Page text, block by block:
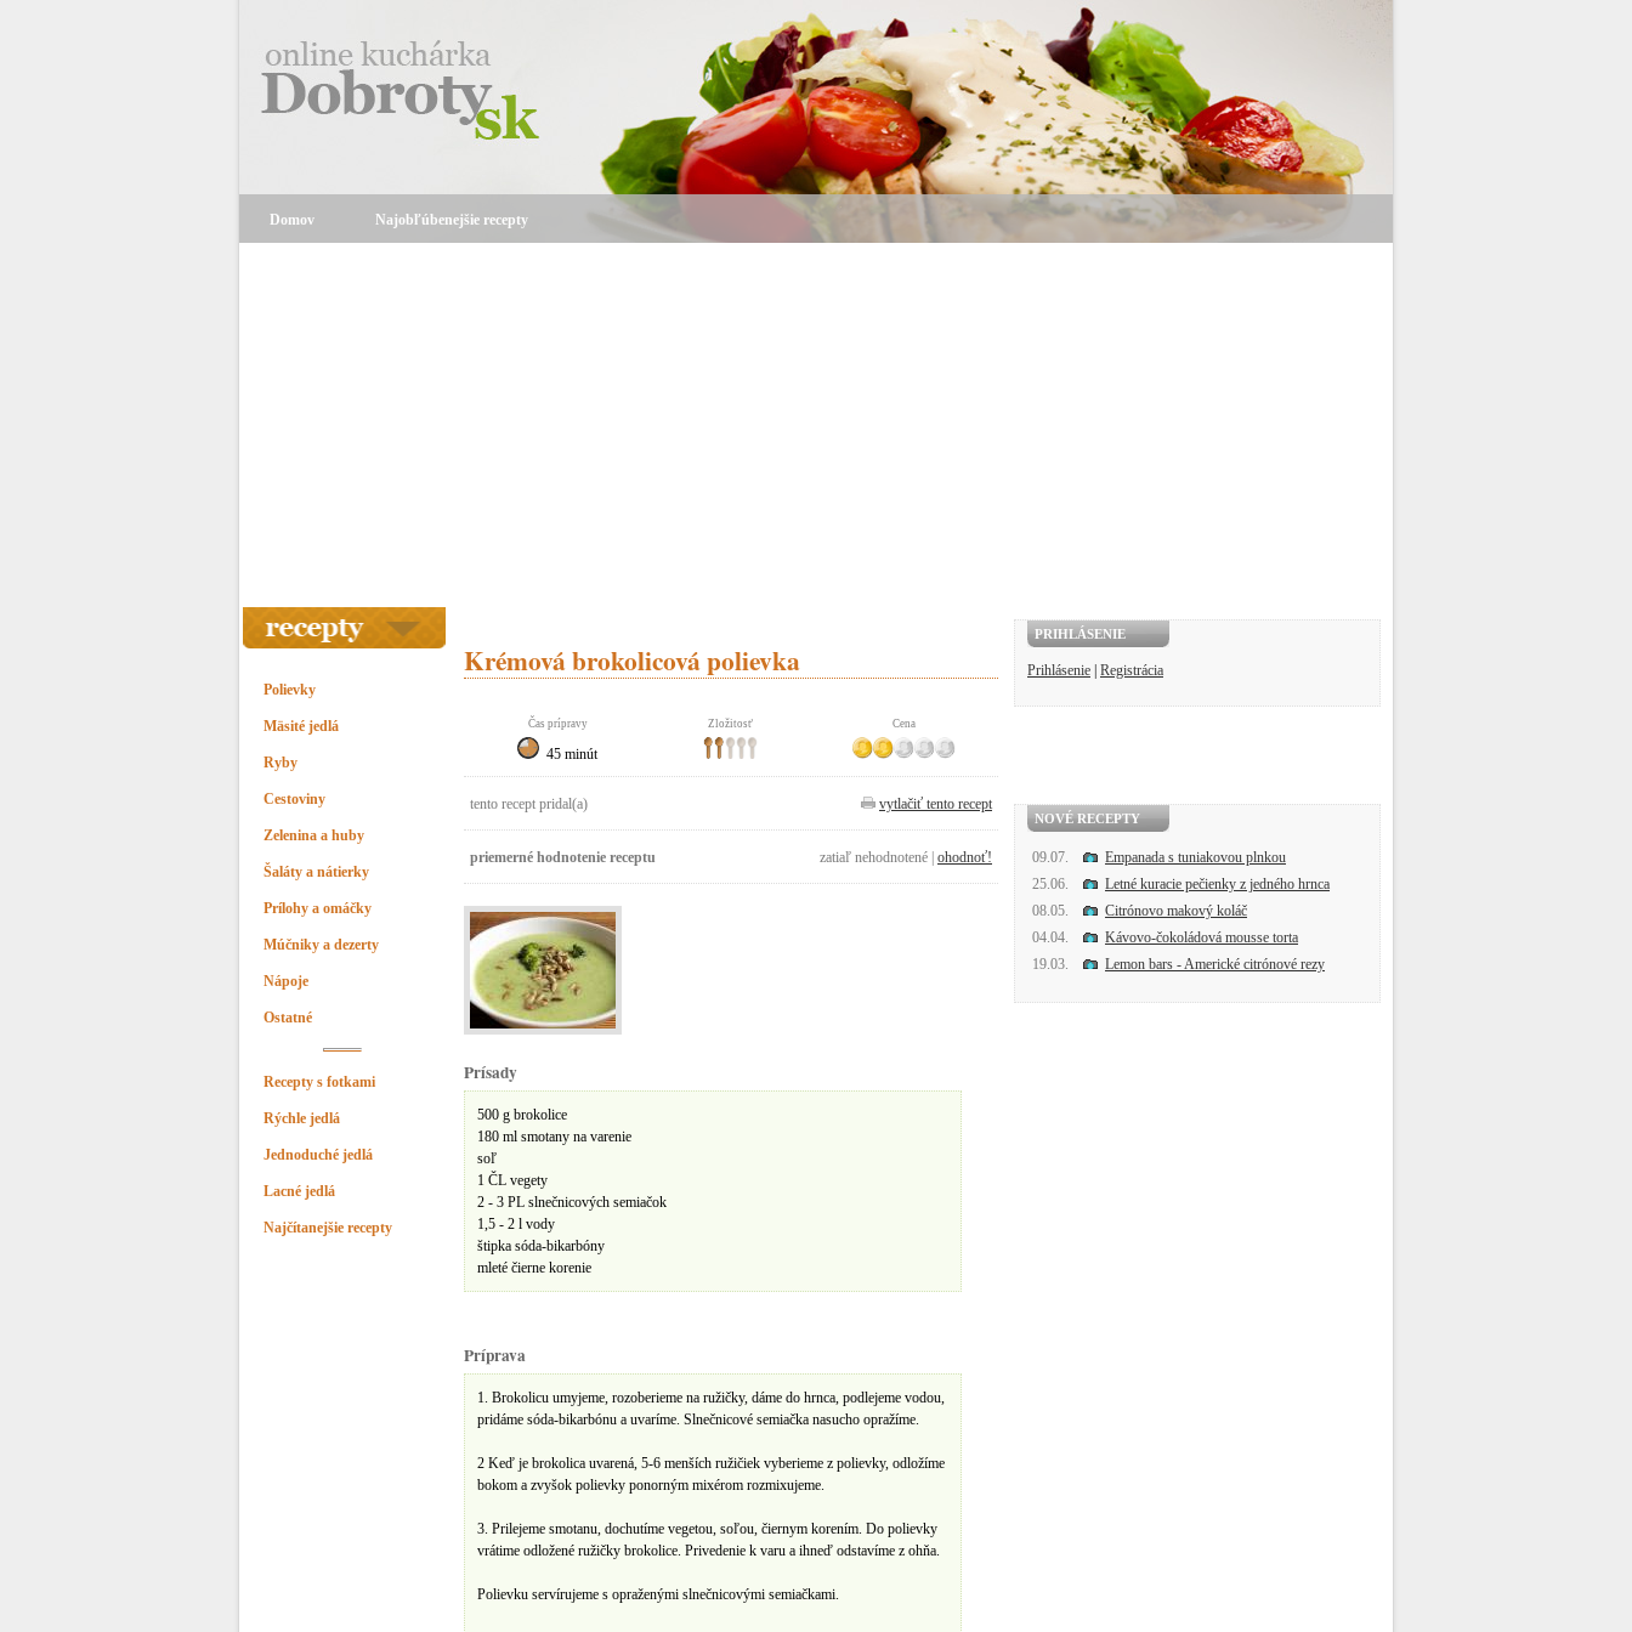
Domov Najobľúbenejšie recepty
Polievky
Mäsité jedlá
Ryby
Cestoviny
Zelenina a huby
Šaláty a nátierky
Prílohy a omáčky
Múčniky a dezerty
Nápoje
Ostatné
Recepty s fotkami
Rýchle jedlá
Jednoduché jedlá
Lacné jedlá
Najčítanejšie recepty
Krémová brokolicová polievka
Čas prípravy Zložitosť Cena
45 minút
tento recept pridal(a) vytlačiť tento recept
priemerné hodnotenie receptu zatiaľ nehodnotené | ohodnoť!
Prísady
500 g brokolice
180 ml smotany na varenie
soľ
1 ČL vegety
2 - 3 PL slnečnicových semiačok
1,5 - 2 l vody
štipka sóda-bikarbóny
mleté čierne korenie
Príprava
1. Brokolicu umyjeme, rozoberieme na ružičky, dáme do hrnca, podlejeme vodou,
pridáme sóda-bikarbónu a uvaríme. Slnečnicové semiačka nasucho opražíme.
2 Keď je brokolica uvarená, 5-6 menších ružičiek vyberieme z polievky, odložíme
bokom a zvyšok polievky ponorným mixérom rozmixujeme.
3. Prilejeme smotanu, dochutíme vegetou, soľou, čiernym korením. Do polievky
vrátime odložené ružičky brokolice. Privedenie k varu a ihneď odstavíme z ohňa.
Polievku servírujeme s opraženými slnečnicovými semiačkami.
PRIHLÁSENIE
Prihlásenie Registrácia
NOVÉ RECEPTY
09.07.
Empanada s tuniakovou plnkou
25.06.
Letné kuracie pečienky z jedného hrnca
08.05.
Citrónovo makový koláč
04.04.
Kávovo-čokoládová mousse torta
19.03.
Lemon bars - Americké citrónové rezy